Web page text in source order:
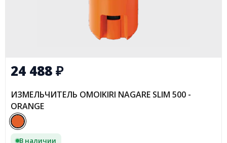
24 488₽
ИЗМЕЛЬЧИТЕЛЬ OMOIKIRI NAGARE SLIM 500 -
ORANGE
В наличии